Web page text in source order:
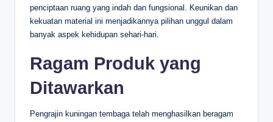
penciptaan ruang yang indah dan fungsional. Keunikan dan
kekuatan material ini menjadikannya pilihan unggul dalam
banyak aspek kehidupan sehari-hari.
Ragam Produk yang
Ditawarkan
Pengrajin kuningan tembaga telah menghasilkan beragam